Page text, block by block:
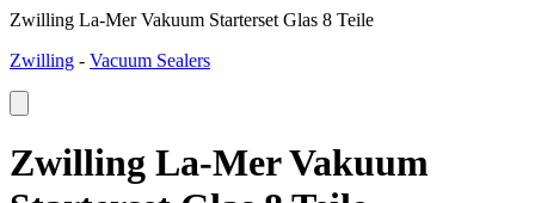
Zwilling La-Mer Vakuum Starterset Glas 8 Teile
Zwilling - Vacuum Sealers
Zwilling La-Mer Vakuum